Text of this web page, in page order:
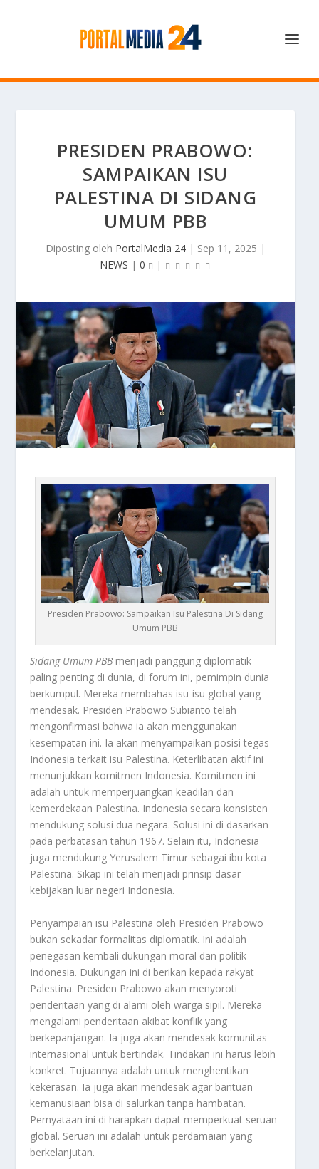
PRESIDEN PRABOWO:
SAMPAIKAN ISU
PALESTINA DI SIDANG
UMUM PBB
Diposting oleh PortalMedia 24| Sep 11, 2025 |
NEWS | 0 |
Presiden Prabowo: Sampaikan Isu Palestina Di Sidang
Umum PBB
Sidang Umum PBB menjadi panggung diplomatik
paling penting di dunia, di forum ini, pemimpin dunia
berkumpul. Mereka membahas isu-isu global yang
mendesak. Presiden Prabowo Subianto telah
mengonfirmasi bahwa ia akan menggunakan
kesempatan ini. Ia akan menyampaikan posisi tegas
Indonesia terkait isu Palestina. Keterlibatan aktif ini
menunjukkan komitmen Indonesia. Komitmen ini
adalah untuk memperjuangkan keadilan dan
kemerdekaan Palestina. Indonesia secara konsisten
mendukung solusi dua negara. Solusi ini di dasarkan
pada perbatasan tahun 1967. Selain itu, Indonesia
juga mendukung Yerusalem Timur sebagai ibu kota
Palestina. Sikap ini telah menjadi prinsip dasar
kebijakan luar negeri Indonesia.
Penyampaian isu Palestina oleh Presiden Prabowo
bukan sekadar formalitas diplomatik. Ini adalah
penegasan kembali dukungan moral dan politik
Indonesia. Dukungan ini di berikan kepada rakyat
Palestina. Presiden Prabowo akan menyoroti
penderitaan yang di alami oleh warga sipil. Mereka
mengalami penderitaan akibat konflik yang
berkepanjangan. Ia juga akan mendesak komunitas
internasional untuk bertindak. Tindakan ini harus lebih
konkret. Tujuannya adalah untuk menghentikan
kekerasan. Ia juga akan mendesak agar bantuan
kemanusiaan bisa di salurkan tanpa hambatan.
Pernyataan ini di harapkan dapat memperkuat seruan
global. Seruan ini adalah untuk perdamaian yang
berkelanjutan.